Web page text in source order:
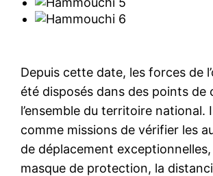
Depuis cette date, les forces de
été disposés dans des points de
l’ensemble du territoire national.
comme missions de vérifier les
de déplacement
masque de protection, la